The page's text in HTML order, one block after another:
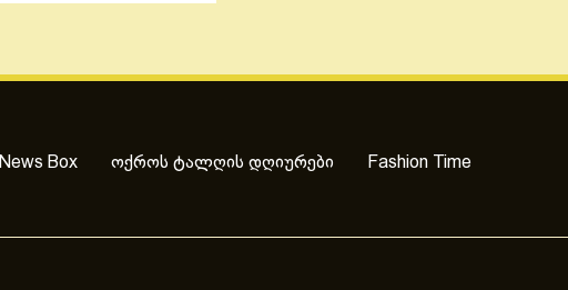
News Box ოქროს ტალღის დღიურები Fashion Time